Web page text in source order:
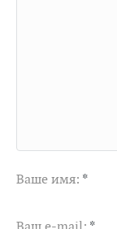
Ваше имя: *